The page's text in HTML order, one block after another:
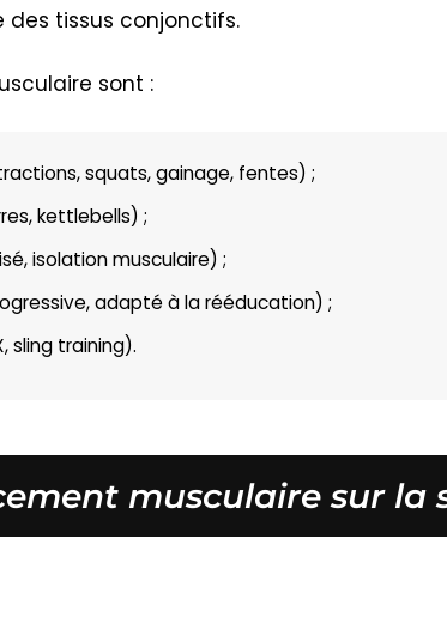
tissus conjonctifs.
sont :
squats, gainage, fentes) ;
kettlebells) ;
isolation musculaire) ;
adapté à la rééducation) ;
sling training).
musculaire sur la